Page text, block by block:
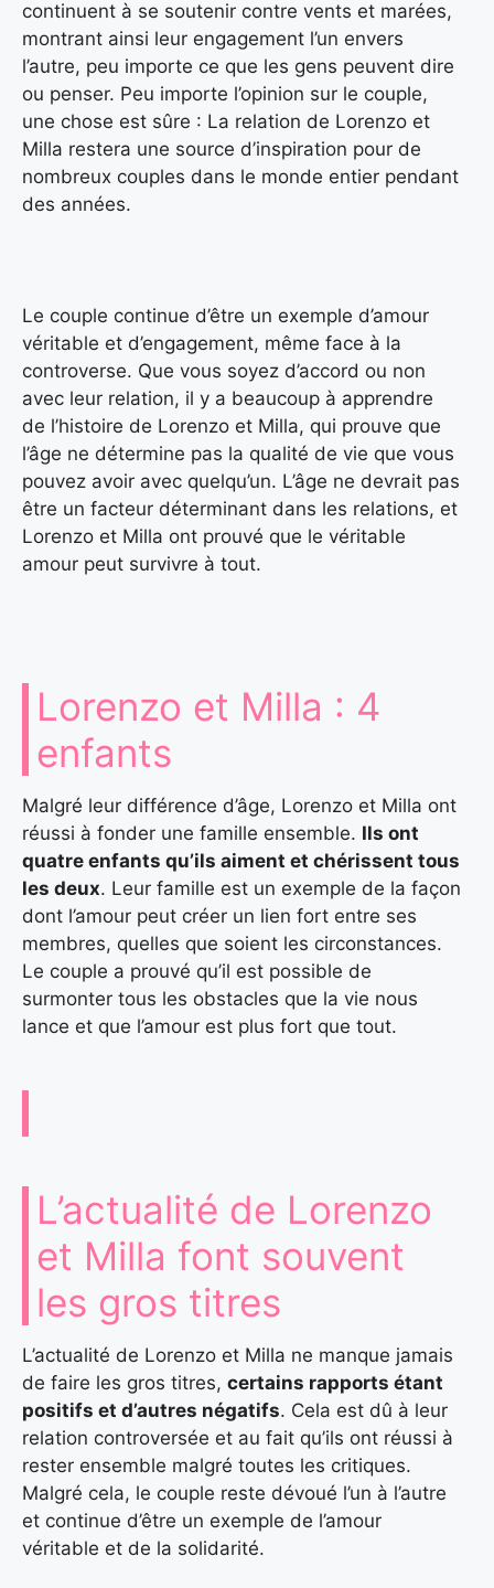
continuent à se soutenir contre vents et marées,
montrant ainsi leur engagement l’un envers
l’autre, peu importe ce que les gens peuvent dire
ou penser. Peu importe l’opinion sur le couple,
une chose est sûre : La relation de Lorenzo et
Milla restera une source d’inspiration pour de
nombreux couples dans le monde entier pendant
des années.
Le couple continue d’être un exemple d’amour
véritable et d’engagement, même face à la
controverse. Que vous soyez d’accord ou non
avec leur relation, il y a beaucoup à apprendre
de l’histoire de Lorenzo et Milla, qui prouve que
l’âge ne détermine pas la qualité de vie que vous
pouvez avoir avec quelqu’un. L’âge ne devrait pas
être un facteur déterminant dans les relations, et
Lorenzo et Milla ont prouvé que le véritable
amour peut survivre à tout.
Lorenzo et Milla : 4
enfants
Malgré leur différence d’âge, Lorenzo et Milla ont
réussi à fonder une famille ensemble. Ils ont
quatre enfants qu’ils aiment et chérissent tous
les deux. Leur famille est un exemple de la façon
dont l’amour peut créer un lien fort entre ses
membres, quelles que soient les circonstances.
Le couple a prouvé qu’il est possible de
surmonter tous les obstacles que la vie nous
lance et que l’amour est plus fort que tout.
L’actualité de Lorenzo
et Milla font souvent
les gros titres
L’actualité de Lorenzo et Milla ne manque jamais
de faire les gros titres, certains rapports étant
positifs et d’autres négatifs. Cela est dû à leur
relation controversée et au fait qu’ils ont réussi à
rester ensemble malgré toutes les critiques.
Malgré cela, le couple reste dévoué l’un à l’autre
et continue d’être un exemple de l’amour
véritable et de la solidarité.